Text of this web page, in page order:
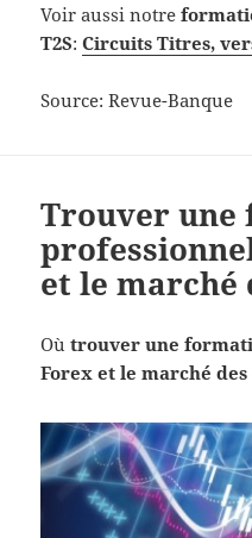
Voir aussi notre
T2S:Circuits Titres,
Source: Revue-Banque
Trouver
et le marché
Oùtrouver une
Forex et le marché des